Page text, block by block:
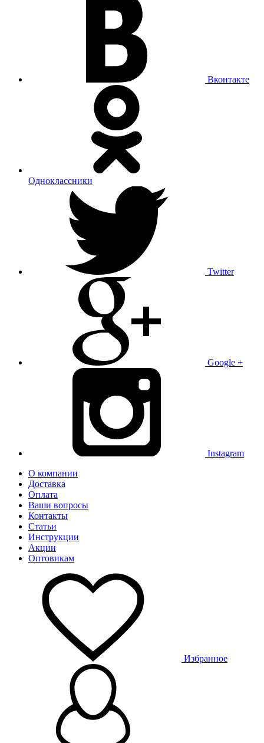
Вконтакте
Одноклассники
Twitter
Google +
Instagram
О компании
Доставка
Оплата
Ваши вопросы
Контакты
Статьи
Инструкции
Акции
Оптовикам
Избранное